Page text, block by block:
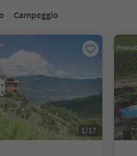
Campeggio
1/17